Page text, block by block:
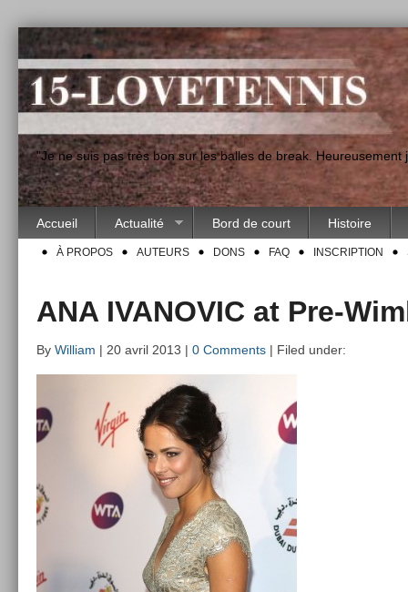
"Je ne suis pas très bon sur les balles de break.
Accueil Actualité Bord de court Histoire
À PROPOS AUTEURS DONS FAQ INSCRIPTION
ANA IVANOVIC at Pre-
By William | 20 avril 2013 | 0 Comments | Filed under: